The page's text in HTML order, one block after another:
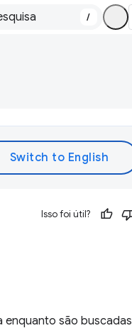
/
Isso foi útil?
enquanto são buscadas